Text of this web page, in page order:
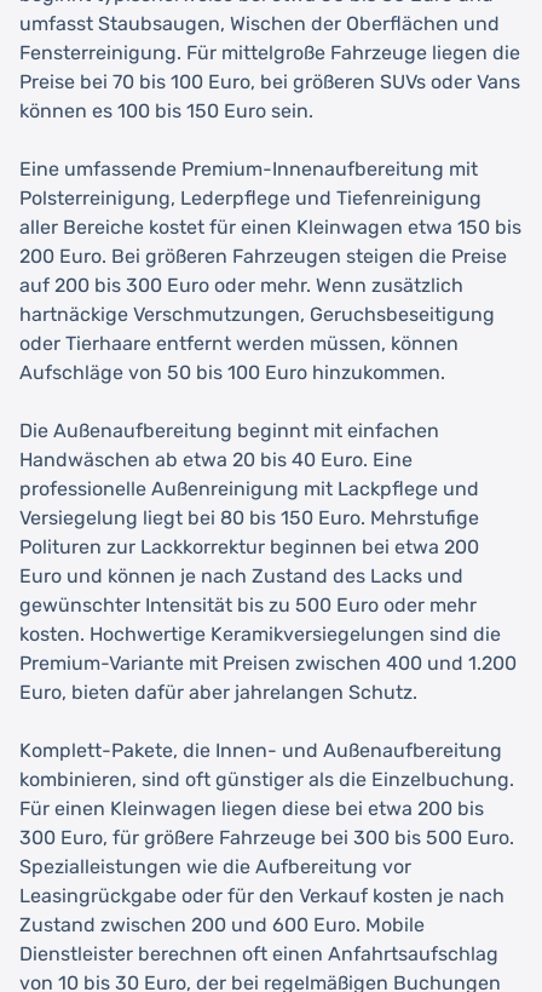
umfasst Staubsaugen, Wischen der Oberflächen und
Fensterreinigung. Für mittelgroße Fahrzeuge liegen die
Preise bei 70 bis 100 Euro, bei größeren SUVs oder Vans
können es 100 bis 150 Euro sein.
Eine umfassende Premium-Innenaufbereitung mit
Polsterreinigung, Lederpflege und Tiefenreinigung
aller Bereiche kostet für einen Kleinwagen etwa 150 bis
200 Euro. Bei größeren Fahrzeugen steigen die Preise
auf 200 bis 300 Euro oder mehr. Wenn zusätzlich
hartnäckige Verschmutzungen, Geruchsbeseitigung
oder Tierhaare entfernt werden müssen, können
Aufschläge von 50 bis 100 Euro hinzukommen.
Die Außenaufbereitung beginnt mit einfachen
Handwäschen ab etwa 20 bis 40 Euro. Eine
professionelle Außenreinigung mit Lackpflege und
Versiegelung liegt bei 80 bis 150 Euro. Mehrstufige
Polituren zur Lackkorrektur beginnen bei etwa 200
Euro und können je nach Zustand des Lacks und
gewünschter Intensität bis zu 500 Euro oder mehr
kosten. Hochwertige Keramikversiegelungen sind die
Premium-Variante mit Preisen zwischen 400 und 1.200
Euro, bieten dafür aber jahrelangen Schutz.
Komplett-Pakete, die Innen- und Außenaufbereitung
kombinieren, sind oft günstiger als die Einzelbuchung.
Für einen Kleinwagen liegen diese bei etwa 200 bis
300 Euro, für größere Fahrzeuge bei 300 bis 500 Euro.
Spezialleistungen wie die Aufbereitung vor
Leasingrückgabe oder für den Verkauf kosten je nach
Zustand zwischen 200 und 600 Euro. Mobile
Dienstleister berechnen oft einen Anfahrtsaufschlag
von 10 bis 30 Euro, der bei regelmäßigen Buchungen